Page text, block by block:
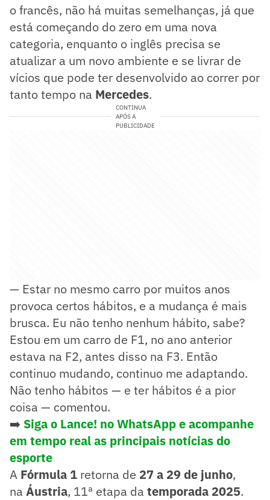
o francês, não há muitas semelhanças, já que
está começando do zero em uma nova
categoria, enquanto o inglês precisa se
atualizar a um novo ambiente e se livrar de
vícios que pode ter desenvolvido ao correr por
tanto tempo na Mercedes.
CONTINUA
APÓS A
PUBLICIDADE
— Estar no mesmo carro por muitos anos
provoca certos hábitos, e a mudança é mais
brusca. Eu não tenho nenhum hábito, sabe?
Estou em um carro de F1, no ano anterior
estava na F2, antes disso na F3. Então
continuo mudando, continuo me adaptando.
Não tenho hábitos — e ter hábitos é a pior
coisa — comentou.
➡️ Siga o Lance! no WhatsApp e acompanhe
em tempo real as principais notícias do
esporte
A Fórmula 1 retorna de 27 a 29 de junho,
na Áustria, 11ª etapa da temporada 2025.